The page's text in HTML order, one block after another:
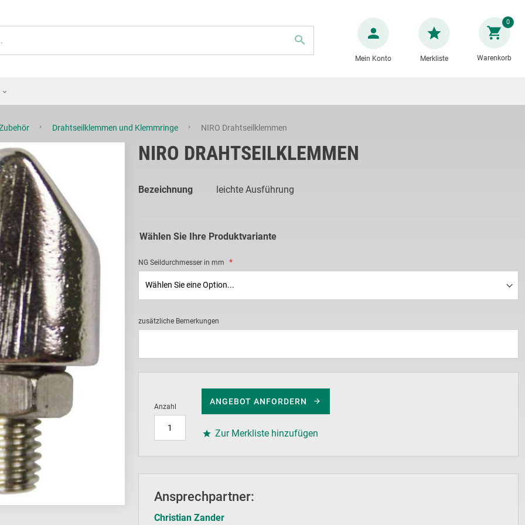
Zum
Inhalt
springen
Mein Konto Merkliste Warenkorb
0
Drahtseilklemmen und Klemmringe NIRO Drahtseilklemmen
NIRO DRAHTSEILKLEMMEN
Bezeichnung leichte Ausführung
Wählen Sie Ihre Produktvariante
NG Seildurchmesser in mm
zusätzliche Bemerkungen
Anzahl
ANGEBOT ANFORDERN
Zur Merkliste hinzufügen
Ansprechpartner:
Christian Zander